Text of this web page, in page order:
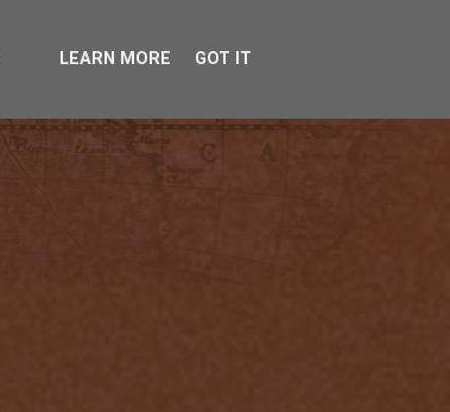
LEARN MORE GOT IT